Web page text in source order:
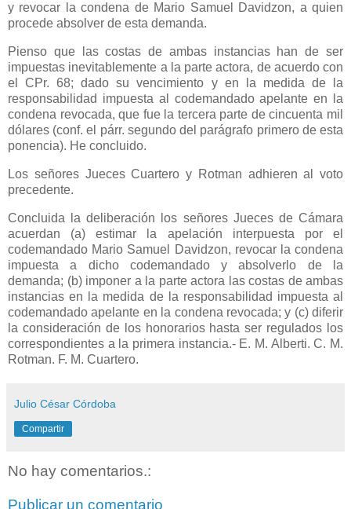
y revocar la condena de Mario Samuel Davidzon, a quien
procede absolver de esta demanda.
Pienso que las costas de ambas instancias han de ser
impuestas inevitablemente a la parte actora, de acuerdo con
el CPr. 68; dado su vencimiento y en la medida de la
responsabilidad impuesta al codemandado apelante en la
condena revocada, que fue la tercera parte de cincuenta mil
dólares (conf. el párr. segundo del parágrafo primero de esta
ponencia). He concluido.
Los señores Jueces Cuartero y Rotman adhieren al voto
precedente.
Concluida la deliberación los señores Jueces de Cámara
acuerdan (a) estimar la apelación interpuesta por el
codemandado Mario Samuel Davidzon, revocar la condena
impuesta a dicho codemandado y absolverlo de la
demanda; (b) imponer a la parte actora las costas de ambas
instancias en la medida de la responsabilidad impuesta al
codemandado apelante en la condena revocada; y (c) diferir
la consideración de los honorarios hasta ser regulados los
correspondientes a la primera instancia.- E. M. Alberti. C. M.
Rotman. F. M. Cuartero.
Julio César Córdoba
Compartir
No hay comentarios.:
Publicar un comentario